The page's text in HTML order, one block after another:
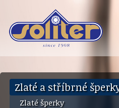
Zlaté a stříbrné
Zlaté šperky